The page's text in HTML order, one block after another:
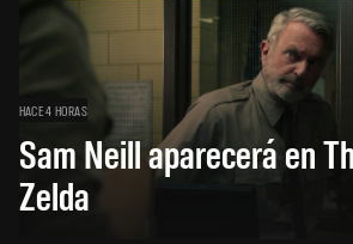
HACE 4 HORAS
Sam Neill aparecerá en
Zelda